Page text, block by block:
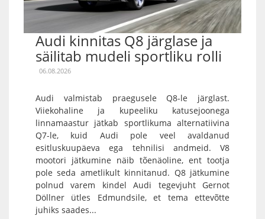
Audi kinnitas Q8 järglase ja
säilitab mudeli sportliku rolli
06.08.2026
Audi valmistab praegusele Q8-le järglast.
Viiekohaline ja kupeeliku katusejoonega
linnamaastur jätkab sportlikuma alternatiivina
Q7-le, kuid Audi pole veel avaldanud
esitluskuupäeva ega tehnilisi andmeid. V8
mootori jätkumine näib tõenäoline, ent tootja
pole seda ametlikult kinnitanud. Q8 jätkumine
polnud varem kindel Audi tegevjuht Gernot
Döllner ütles Edmundsile, et tema ettevõtte
juhiks saades...